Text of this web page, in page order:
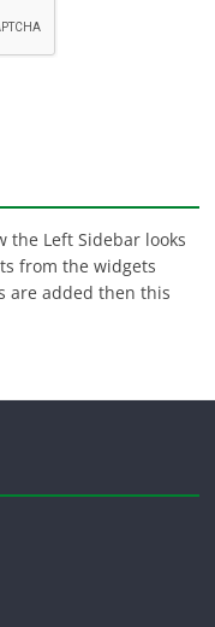
the Left Sidebar looks
from the widgets
are added then this